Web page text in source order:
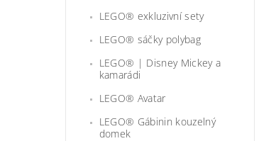
LEGO® exkluzivní sety
LEGO® sáčky polybag
LEGO® | Disney Mickey a
kamarádi
LEGO® Avatar
LEGO® Gábinin kouzelný
domek